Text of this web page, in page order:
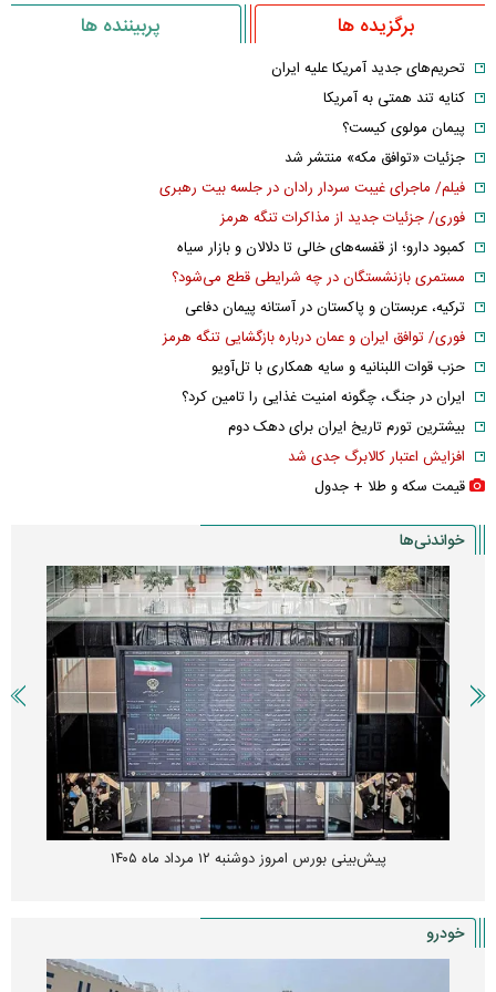
برگزیده ها پربیننده ها
تحریم‌های جدید آمریکا علیه ایران
کنایه تند همتی به آمریکا
پیمان مولوی کیست؟
جزئیات «توافق مکه» منتشر شد
فیلم/ ماجرای غیبت سردار رادان در جلسه بیت رهبری
فوری/ جزئیات جدید از مذاکرات تنگه هرمز
کمبود دارو؛ از قفسه‌های خالی تا دلالان و بازار سیاه
مستمری بازنشستگان در چه شرایطی قطع می‌شود؟
ترکیه، عربستان و پاکستان در آستانه پیمان دفاعی
فوری/ توافق ایران و عمان درباره بازگشایی تنگه هرمز
حزب قوات اللبنانیه و سایه همکاری با تل‌آویو
ایران در جنگ، چگونه امنیت غذایی را تامین کرد؟
بیشترین تورم تاریخ ایران برای دهک دوم
افزایش اعتبار کالابرگ جدی شد
قیمت سکه و طلا + جدول
خواندنی‌ها
پیش‌بینی بورس امروز دوشنبه ۱۲ مرداد ماه ۱۴۰۵
خودرو